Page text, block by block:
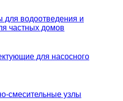
для водоотведения и
частных домов
для насосного
смесительные узлы